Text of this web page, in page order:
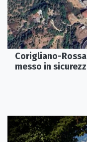
Corigliano-
messo in